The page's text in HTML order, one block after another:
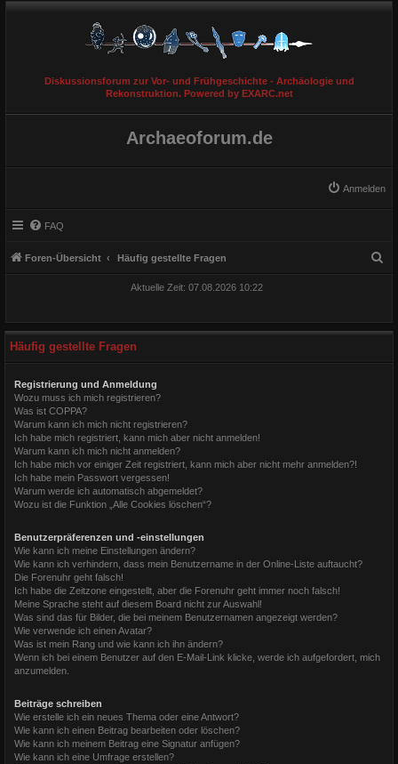
Diskussionsforum zur Vor- und Frühgeschichte - Archäologie und
Rekonstruktion. Powered by EXARC.net
Archaeoforum.de
Anmelden
FAQ
Foren-Übersicht Häufig gestellte Fragen
Aktuelle Zeit: 07.08.2026 10:22
Häufig gestellte Fragen
Registrierung und Anmeldung
Wozu muss ich mich registrieren?
Was ist COPPA?
Warum kann ich mich nicht registrieren?
Ich habe mich registriert, kann mich aber nicht anmelden!
Warum kann ich mich nicht anmelden?
Ich habe mich vor einiger Zeit registriert, kann mich aber nicht mehr anmelden?!
Ich habe mein Passwort vergessen!
Warum werde ich automatisch abgemeldet?
Wozu ist die Funktion „Alle Cookies löschen“?
Benutzerpräferenzen und -einstellungen
Wie kann ich meine Einstellungen ändern?
Wie kann ich verhindern, dass mein Benutzername in der Online-Liste auftaucht?
Die Forenuhr geht falsch!
Ich habe die Zeitzone eingestellt, aber die Forenuhr geht immer noch falsch!
Meine Sprache steht auf diesem Board nicht zur Auswahl!
Was sind das für Bilder, die bei meinem Benutzernamen angezeigt werden?
Wie verwende ich einen Avatar?
Was ist mein Rang und wie kann ich ihn ändern?
Wenn ich bei einem Benutzer auf den E-Mail-Link klicke, werde ich aufgefordert, mich
anzumelden.
Beiträge schreiben
Wie erstelle ich ein neues Thema oder eine Antwort?
Wie kann ich einen Beitrag bearbeiten oder löschen?
Wie kann ich meinem Beitrag eine Signatur anfügen?
Wie kann ich eine Umfrage erstellen?